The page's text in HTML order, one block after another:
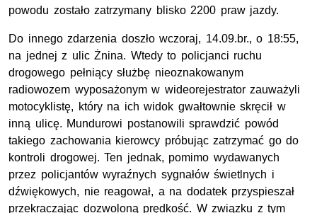
powodu zostało zatrzymany blisko 2200 praw jazdy.
Do innego zdarzenia doszło wczoraj, 14.09.br., o 18:55,
na jednej z ulic Żnina. Wtedy to policjanci ruchu
drogowego pełniący służbę nieoznakowanym
radiowozem wyposażonym w wideorejestrator zauważyli
motocyklistę, który na ich widok gwałtownie skręcił w
inną ulicę. Mundurowi postanowili sprawdzić powód
takiego zachowania kierowcy próbując zatrzymać go do
kontroli drogowej. Ten jednak, pomimo wydawanych
przez policjantów wyraźnych sygnałów świetlnych i
dźwiękowych, nie reagował, a na dodatek przyspieszał
przekraczając dozwoloną prędkość. W związku z tym